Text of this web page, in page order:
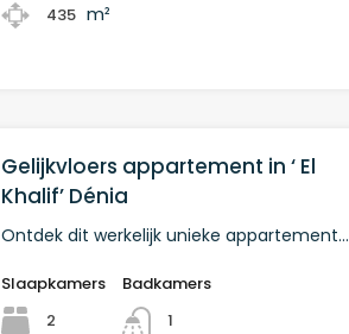
435 m²
Gelijkvloers appartement in ‘ El
Khalif’ Dénia
Ontdek dit werkelijk unieke appartement…
Slaapkamers
2
Badkamers
1